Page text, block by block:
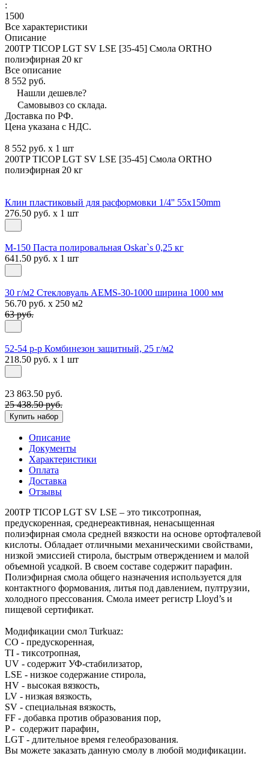
:
1500
Все характеристики
Описание
200TP TICOP LGT SV LSE [35-45] Смола ORTHO
полиэфирная 20 кг
Все описание
8 552 руб.
Нашли дешевле?
Самовывоз со склада.
Доставка по РФ.
Цена указана с НДС.
8 552 руб. x 1 шт
200TP TICOP LGT SV LSE [35-45] Смола ORTHO
полиэфирная 20 кг
Клин пластиковый для расформовки 1/4'' 55х150mm
276.50 руб. x 1 шт
М-150 Паста полировальная Oskar`s 0,25 кг
641.50 руб. x 1 шт
30 г/м2 Стекловуаль AEMS-30-1000 ширина 1000 мм
56.70 руб. x 250 м2
63 руб.
52-54 р-р Комбинезон защитный, 25 г/м2
218.50 руб. x 1 шт
23 863.50 руб.
25 438.50 руб.
Купить набор
Описание
Документы
Характеристики
Оплата
Доставка
Отзывы
200ТР TICOP LGT SV LSE – это тиксотропная,
предускоренная, среднереактивная, ненасыщенная
полиэфирная смола средней вязкости на основе ортофталевой
кислоты. Обладает отличными механическими свойствами,
низкой эмиссией стирола, быстрым отверждением и малой
объемной усадкой. В своем составе содержит парафин.
Полиэфирная смола общего назначения используется для
контактного формования, литья под давлением, пултрузии,
холодного прессования. Смола имеет регистр Lloyd’s и
пищевой сертификат.
Модификации смол Turkuaz:
CO - предускоренная,
TI - тиксотропная,
UV - содержит УФ-стабилизатор,
LSE - низкое содержание стирола,
HV - высокая вязкость,
LV - низкая вязкость,
SV - специальная вязкость,
FF - добавка против образования пор,
P - содержит парафин,
LGT - длительное время гелеобразования.
Вы можете заказать данную смолу в любой модификации.